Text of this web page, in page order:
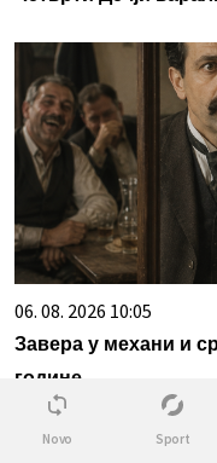
06. 08. 2026 10:05
Завера у механи и
године
Povezane vesti
Novo Sport